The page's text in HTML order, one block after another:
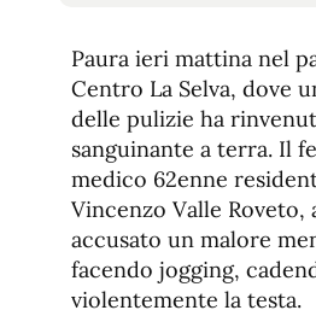
de
Paura ieri mattina nel
Centro La Selva, dove
delle pulizie ha
sanguinante a terra. Il
medico 62enne
Vincenzo Valle Roveto,
accusato un malore
facendo jogging,
violentemente la testa.